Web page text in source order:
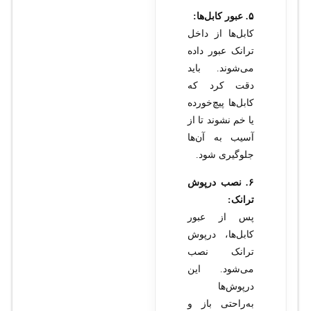
۵. عبور کابل‌ها:
کابل‌ها از داخل
ترانک عبور داده
می‌شوند. باید
دقت کرد که
کابل‌ها پیچ‌خورده
یا خم نشوند تا از
آسیب به آن‌ها
جلوگیری شود.
۶. نصب درپوش
ترانک:
پس از عبور
کابل‌ها، درپوش
ترانک نصب
می‌شود. این
درپوش‌ها
به‌راحتی باز و